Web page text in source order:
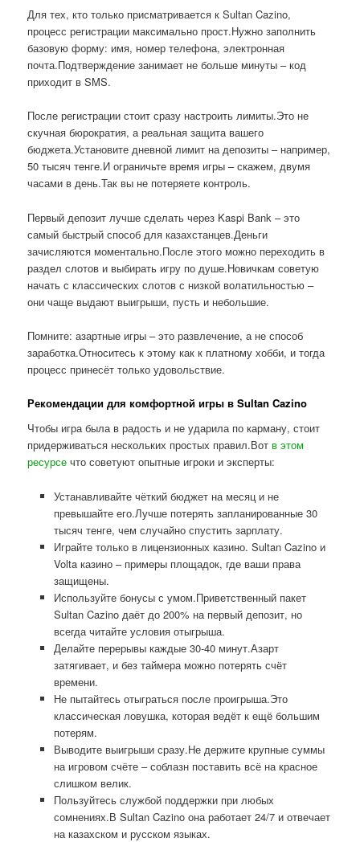
Для тех, кто только присматривается к Sultan Cazino,
процесс регистрации максимально прост.Нужно заполнить
базовую форму: имя, номер телефона, электронная
почта.Подтверждение занимает не больше минуты – код
приходит в SMS.
После регистрации стоит сразу настроить лимиты.Это не
скучная бюрократия, а реальная защита вашего
бюджета.Установите дневной лимит на депозиты – например,
50 тысяч тенге.И ограничьте время игры – скажем, двумя
часами в день.Так вы не потеряете контроль.
Первый депозит лучше сделать через Kaspi Bank – это
самый быстрый способ для казахстанцев.Деньги
зачисляются моментально.После этого можно переходить в
раздел слотов и выбирать игру по душе.Новичкам советую
начать с классических слотов с низкой волатильностью –
они чаще выдают выигрыши, пусть и небольшие.
Помните: азартные игры – это развлечение, а не способ
заработка.Относитесь к этому как к платному хобби, и тогда
процесс принесёт только удовольствие.
Рекомендации для комфортной игры в Sultan Cazino
Чтобы игра была в радость и не ударила по карману, стоит
придерживаться нескольких простых правил.Вотв этом
ресурсе что советуют опытные игроки и эксперты:
Устанавливайте чёткий бюджет на месяц и не
превышайте его.Лучше потерять запланированные 30
тысяч тенге, чем случайно спустить зарплату.
Играйте только в лицензионных казино. Sultan Cazino и
Volta казино – примеры площадок, где ваши права
защищены.
Используйте бонусы с умом.Приветственный пакет
Sultan Cazino даёт до 200% на первый депозит, но
всегда читайте условия отыгрыша.
Делайте перерывы каждые 30-40 минут.Азарт
затягивает, и без таймера можно потерять счёт
времени.
Не пытайтесь отыграться после проигрыша.Это
классическая ловушка, которая ведёт к ещё большим
потерям.
Выводите выигрыши сразу.Не держите крупные суммы
на игровом счёте – соблазн поставить всё на красное
слишком велик.
Пользуйтесь службой поддержки при любых
сомнениях.В Sultan Cazino она работает 24/7 и отвечает
на казахском и русском языках.